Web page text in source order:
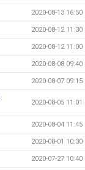
2020-08-13 16:50
2020-08-12 11:30
2020-08-12 11:00
2020-08-08 09:40
2020-08-07 09:15
2020-08-05 11:01
2020-08-04 11:45
2020-08-01 10:30
2020-07-27 10:40